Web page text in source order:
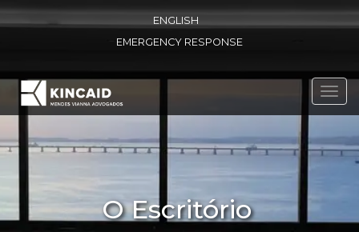
ENGLISH
EMERGENCY RESPONSE
O Escritório